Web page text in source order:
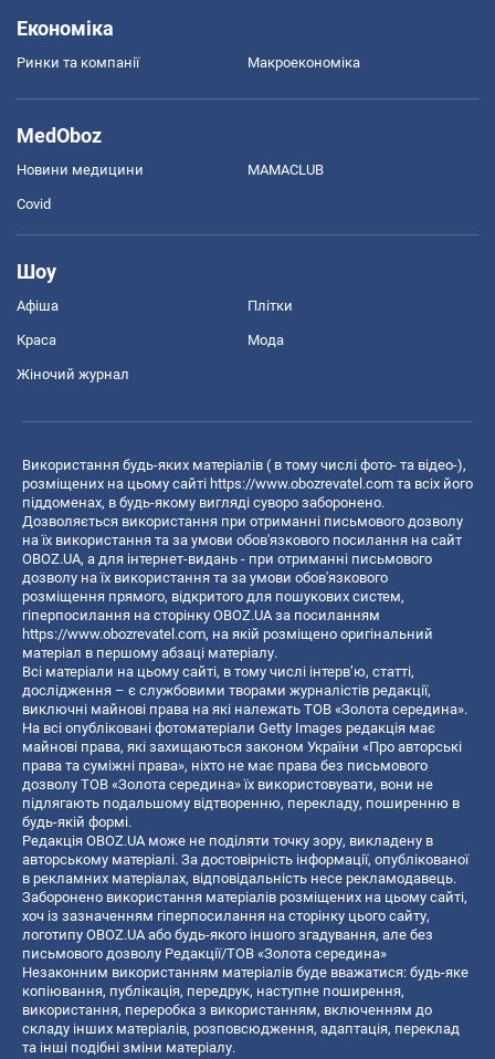
Економіка
Ринки та компанії Макроекономіка
MedOboz
Новини медицини MAMACLUB
Covid
Шоу
Афіша Плітки
Краса Мода
Жіночий журнал
Використання будь-яких матеріалів ( в тому числі фото- та відео-),
розміщених на цьому сайті https://www.obozrevatel.com та всіх його
піддоменах, в будь-якому вигляді суворо заборонено.
Дозволяється використання при отриманні письмового дозволу
на їх використання та за умови обов'язкового посилання на сайт
OBOZ.UA, а для інтернет-видань - при отриманні письмового
дозволу на їх використання та за умови обов'язкового
розміщення прямого, відкритого для пошукових систем,
гіперпосилання на сторінку OBOZ.UA за посиланням
https://www.obozrevatel.com, на якій розміщено оригінальний
матеріал в першому абзаці матеріалу.
Всі матеріали на цьому сайті, в тому числі інтерв’ю, статті,
дослідження – є службовими творами журналістів редакції,
виключні майнові права на які належать ТОВ «Золота середина».
На всі опубліковані фотоматеріали Getty Images редакція має
майнові права, які захищаються законом України «Про авторські
права та суміжні права», ніхто не має права без письмового
дозволу ТОВ «Золота середина» їх використовувати, вони не
підлягають подальшому відтворенню, перекладу, поширенню в
будь-якій формі.
Редакція OBOZ.UA може не поділяти точку зору, викладену в
авторському матеріалі. За достовірність інформації, опублікованої
в рекламних матеріалах, відповідальність несе рекламодавець.
Заборонено використання матеріалів розміщених на цьому сайті,
хоч із зазначенням гіперпосилання на сторінку цього сайту,
логотипу OBOZ.UA або будь-якого іншого згадування, але без
письмового дозволу Редакції/ТОВ «Золота середина»
Незаконним використанням матеріалів буде вважатися: будь-яке
копiювання, публiкацiя, передрук, наступне поширення,
використання, переробка з використанням, включенням до
складу інших матеріалів, розповсюдження, адаптація, переклад
та інші подібні зміни матеріалу.